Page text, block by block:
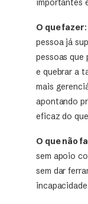
importantes
O que fazer
pessoa já
pessoas que
e quebrar a
mais
apontando
eficaz do
O que não
sem apoio
sem dar